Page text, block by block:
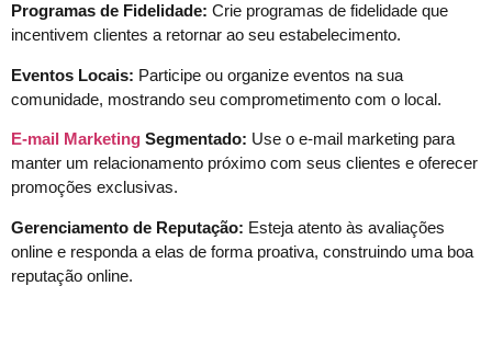
Programas de Fidelidade: Crie programas de fidelidade que
incentivem clientes a retornar ao seu estabelecimento.
Eventos Locais: Participe ou organize eventos na sua
comunidade, mostrando seu comprometimento com o local.
E-mail Marketing Segmentado: Use o e-mail marketing para
manter um relacionamento próximo com seus clientes e oferecer
promoções exclusivas.
Gerenciamento de Reputação: Esteja atento às avaliações
online e responda a elas de forma proativa, construindo uma boa
reputação online.